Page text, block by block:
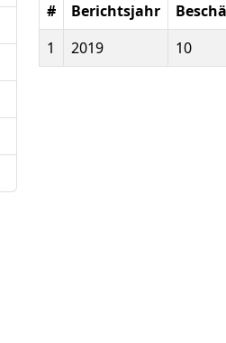
# Berichtsjahr
1
2019 10